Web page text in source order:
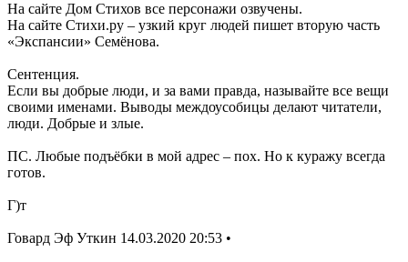
На сайте Дом Стихов все персонажи озвучены.
На сайте Стихи.ру – узкий круг людей пишет вторую часть
«Экспансии» Семёнова.
Сентенция.
Если вы добрые люди, и за вами правда, называйте все вещи
своими именами. Выводы междоусобицы делают читатели,
люди. Добрые и злые.
ПС. Любые подъёбки в мой адрес – пох. Но к куражу всегда
готов.
Г)т
Говард Эф Уткин 14.03.2020 20:53 •